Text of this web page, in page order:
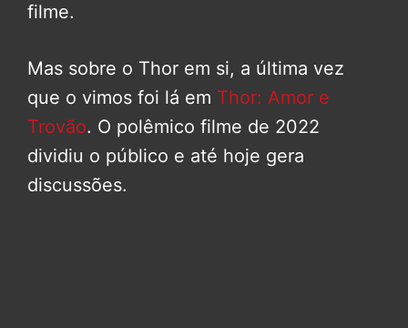
filme.
Mas sobre o Thor em si, a última vez
que o vimos foi lá em Thor: Amor e
Trovão. O polêmico filme de 2022
dividiu o público e até hoje gera
discussões.